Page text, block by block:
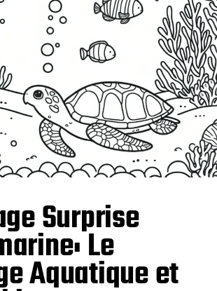
Surprise
Le
Aquatique et